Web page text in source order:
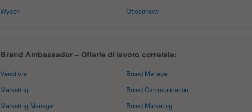
Wycon
Ottosunove
Brand Ambassador – Offerte di lavoro correlate:
Venditore
Marketing
Marketing Manager
Brand Manager
Brand Communication
Brand Marketing